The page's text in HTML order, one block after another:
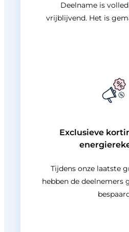
Deelname is
vrijblijvend. Het is
Exclusieve
Tijdens onze laatste
hebben de deelnemers